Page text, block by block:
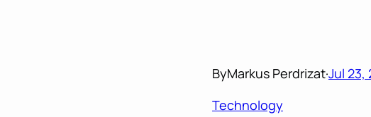
ByMarkus Perdrizat·Jul 23,
Technology